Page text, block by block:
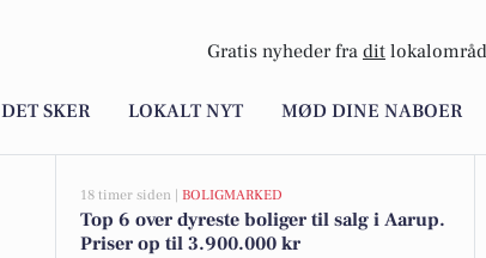
Gratis nyheder fra dit
DET SKER LOKALT NYT MØD DINE NABOER
18 timer siden | BOLIGMARKED
Top 6 over dyreste boliger til salg i Aarup.
Priser op til 3.900.000 kr